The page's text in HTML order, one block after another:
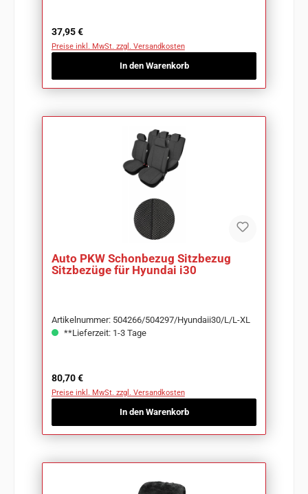
Regulärer Preis:
37,95 €
Preise inkl. MwSt. zzgl. Versandkosten
In den Warenkorb
Auto PKW Schonbezug Sitzbezug
Sitzbezüge für Hyundai i30
Artikelnummer: 504266/504297/Hyundaii30/L/L-XL
**Lieferzeit: 1-3 Tage
Regulärer Preis:
80,70 €
Preise inkl. MwSt. zzgl. Versandkosten
In den Warenkorb